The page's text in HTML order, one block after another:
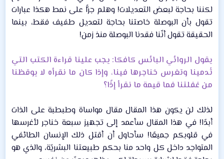
لكننا بحاجة لبعض التعديلات! وهلم جرًّا على نمط هكذا عبارات
تقول بأن البوصلة خاصتنا بحاجة لتعديل طفيف فقط، بينما
الحقيقة تقول أنّنا فقدنا البوصلة منذ زمن!​
يقول الروائي البائس كافكا: يجب علينا قراءة الكتب التي
تُدمينا وتغرس خناجرها فينا، وإذا كان ما نقرأه لا يوقظنا
من غفلتنا فما قيمة ما نقرأ إذًا؟
لذلك لن يكون هذا المقال مقال مواساة وطبطبة على الذات
أبدًا! في هذا المقال سأعمد إلى تجهيز سبعة خناجر لأغرسها
في قلوبكم جميعًا! سأحاول أن أقتل ذلك الإنسان الطائفي
المتواجد داخل كل واحد منا بحكم طبيعتنا البشريّة، والذي هو